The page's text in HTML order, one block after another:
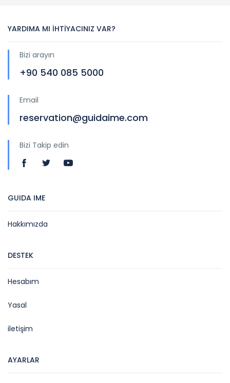
YARDIMA MI İHTİYACINIZ VAR?
Bizi arayın
+90 540 085 5000
Email
reservation@guidaime.com
Bizi Takip edin
GUIDA IME
Hakkımızda
DESTEK
Hesabım
Yasal
iletişim
AYARLAR